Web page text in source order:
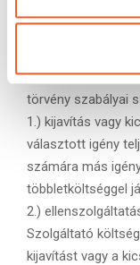
szemben az
érvényesítheti, a
törvény szabályai
1.) kijavítás vagy
választott igény
számára más
többletköltséggel
2.)
Szolgáltató
kijavítást vagy a